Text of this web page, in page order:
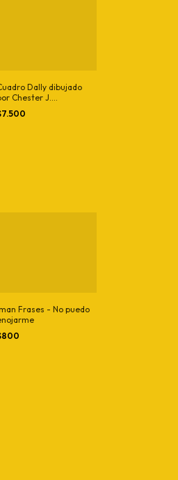
Dally dibujado
Chester J.
- Simpsons
Frases - No puedo